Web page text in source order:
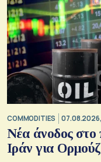
COMMODITIES
Νέα άνοδος στο
Ιράν για Ορμούζ